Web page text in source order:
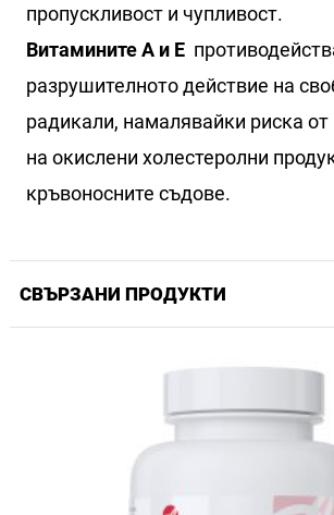
пропускливост и чупливост.
Витамините А и Е
разрушителното действие на
радикали, намалявайки риска от
на окислени холестеролни
кръвоносните съдове.
СВЪРЗАНИ ПРОДУКТИ